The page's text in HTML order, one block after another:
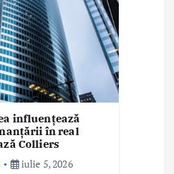
influențează
în real
Colliers
iulie 5, 2026